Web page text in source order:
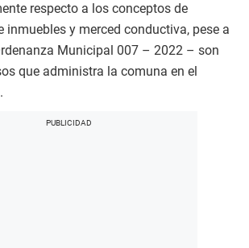
respecto a los conceptos de
inmuebles y merced conductiva, pese a
Municipal 007 – 2022 – son
que administra la comuna en el